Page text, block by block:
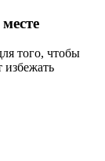
того, чтобы
избежать